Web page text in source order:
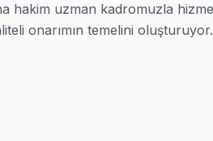
bizi tercih ediyor.
hakim uzman kadromuzla
onarımın temelini oluşturuyor.